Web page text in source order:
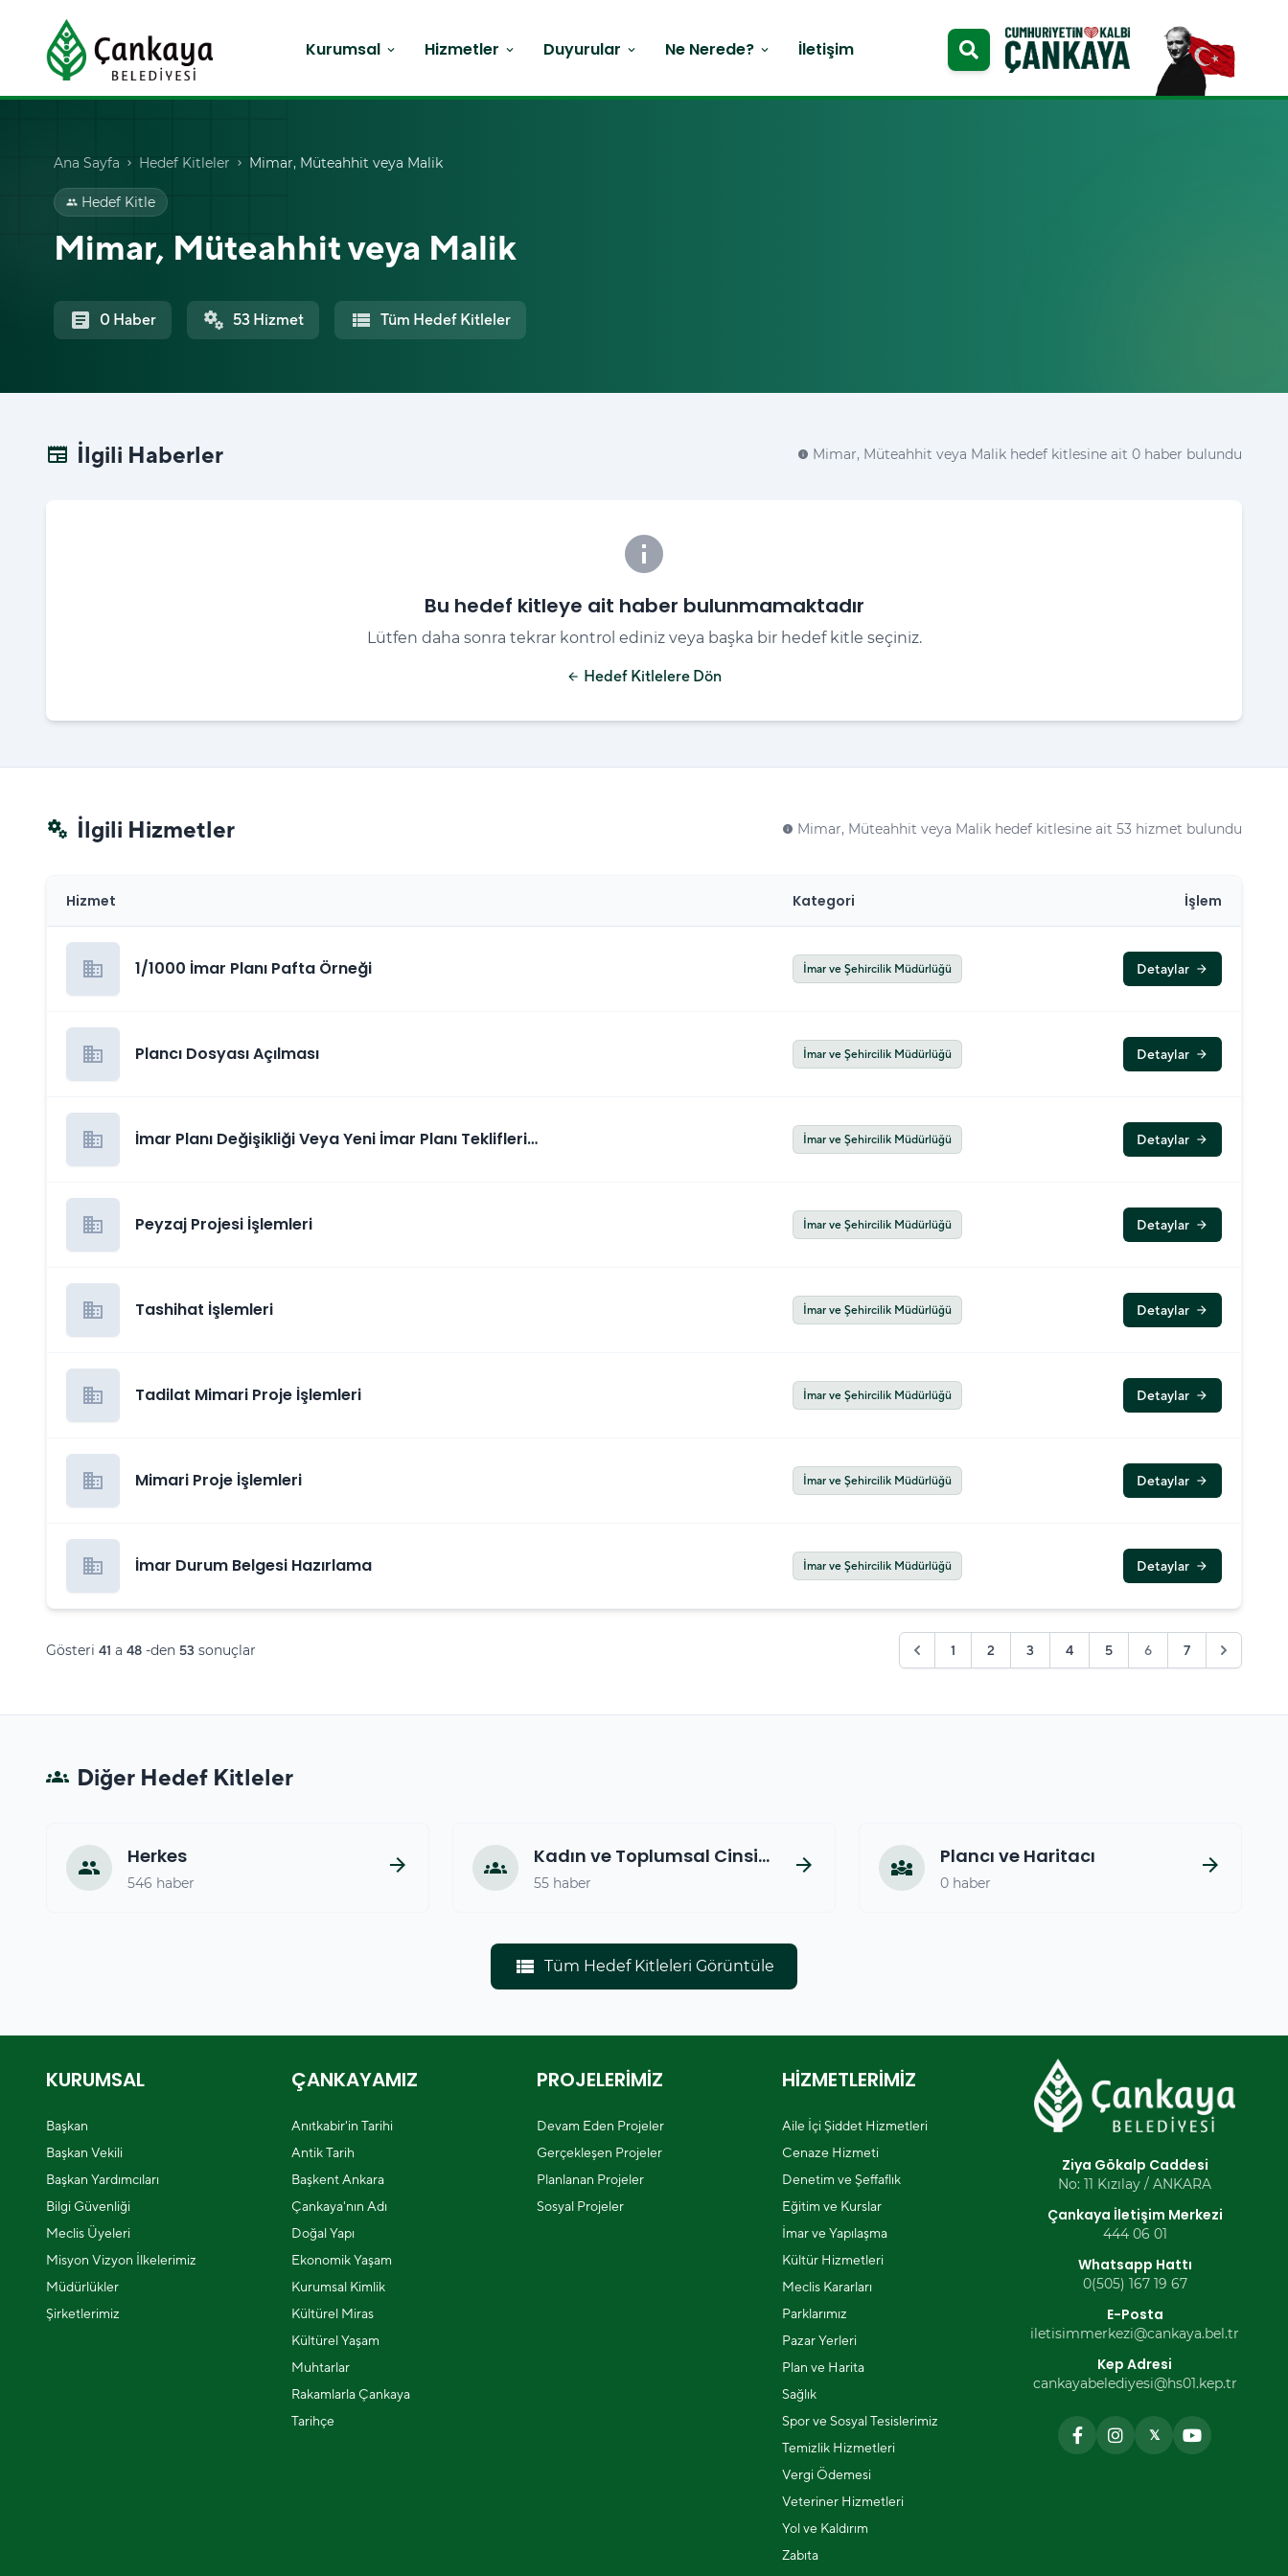
Kurumsal expand_more Hizmetler expand_more Duyurular expand_more Ne Nerede? expand_more İletişim
Ana Sayfa chevron_right Hedef Kitleler chevron_right Mimar, Müteahhit veya Malik
group Hedef Kitle
Mimar, Müteahhit veya Malik
article 0 Haber miscellaneous_services 53 Hizmet view_list Tüm Hedef Kitleler
newspaper İlgili Haberler info Mimar, Müteahhit veya Malik hedef kitlesine ait 0 haber bulundu
info
Bu hedef kitleye ait haber bulunmamaktadır
Lütfen daha sonra tekrar kontrol ediniz veya başka bir hedef kitle seçiniz.
arrow_back Hedef Kitlelere Dön
miscellaneous_services İlgili Hizmetler info Mimar, Müteahhit veya Malik hedef kitlesine ait 53 hizmet bulundu
Hizmet Kategori İşlem
business 1/1000 İmar Planı Pafta Örneği İmar ve Şehircilik Müdürlüğü Detaylar arrow_forward
business Plancı Dosyası Açılması İmar ve Şehircilik Müdürlüğü Detaylar arrow_forward
business
İmar Planı Değişikliği Veya Yeni İmar Planı Teklifleri
İmar ve Şehircilik Müdürlüğü Detaylar arrow_forward
business Peyzaj Projesi İşlemleri İmar ve Şehircilik Müdürlüğü Detaylar arrow_forward
business Tashihat İşlemleri İmar ve Şehircilik Müdürlüğü Detaylar arrow_forward
business Tadilat Mimari Proje İşlemleri İmar ve Şehircilik Müdürlüğü Detaylar arrow_forward
business Mimari Proje İşlemleri İmar ve Şehircilik Müdürlüğü Detaylar arrow_forward
business İmar Durum Belgesi Hazırlama İmar ve Şehircilik Müdürlüğü Detaylar arrow_forward
Gösteri 41 a 48 -den 53 sonuçlar 1 2 3 4 5 6 7
groups Diğer Hedef Kitleler
people Herkes
546 haber
arrow_forward groups Kadın ve Toplumsal Cinsiyet
55 haber
arrow_forward diversity_3 Plancı ve Haritacı
0 haber
arrow_forward
view_list Tüm Hedef Kitleleri Görüntüle
KURUMSAL
Başkan
Başkan Vekili
Başkan Yardımcıları
Bilgi Güvenliği
Meclis Üyeleri
Misyon Vizyon İlkelerimiz
Müdürlükler
Şirketlerimiz
ÇANKAYAMIZ
Anıtkabir'in Tarihi
Antik Tarih
Başkent Ankara
Çankaya'nın Adı
Doğal Yapı
Ekonomik Yaşam
Kurumsal Kimlik
Kültürel Miras
Kültürel Yaşam
Muhtarlar
Rakamlarla Çankaya
Tarihçe
PROJELERİMİZ
Devam Eden Projeler
Gerçekleşen Projeler
Planlanan Projeler
Sosyal Projeler
HİZMETLERİMİZ
Aile İçi Şiddet Hizmetleri
Cenaze Hizmeti
Denetim ve Şeffaflık
Eğitim ve Kurslar
İmar ve Yapılaşma
Kültür Hizmetleri
Meclis Kararları
Parklarımız
Pazar Yerleri
Plan ve Harita
Sağlık
Spor ve Sosyal Tesislerimiz
Temizlik Hizmetleri
Vergi Ödemesi
Veteriner Hizmetleri
Yol ve Kaldırım
Zabıta
Ziya Gökalp Caddesi
No: 11 Kızılay / ANKARA
Çankaya İletişim Merkezi
444 06 01
Whatsapp Hattı
0(505) 167 19 67
E-Posta
iletisimmerkezi@cankaya.bel.tr
Kep Adresi
cankayabelediyesi@hs01.kep.tr
𝕏